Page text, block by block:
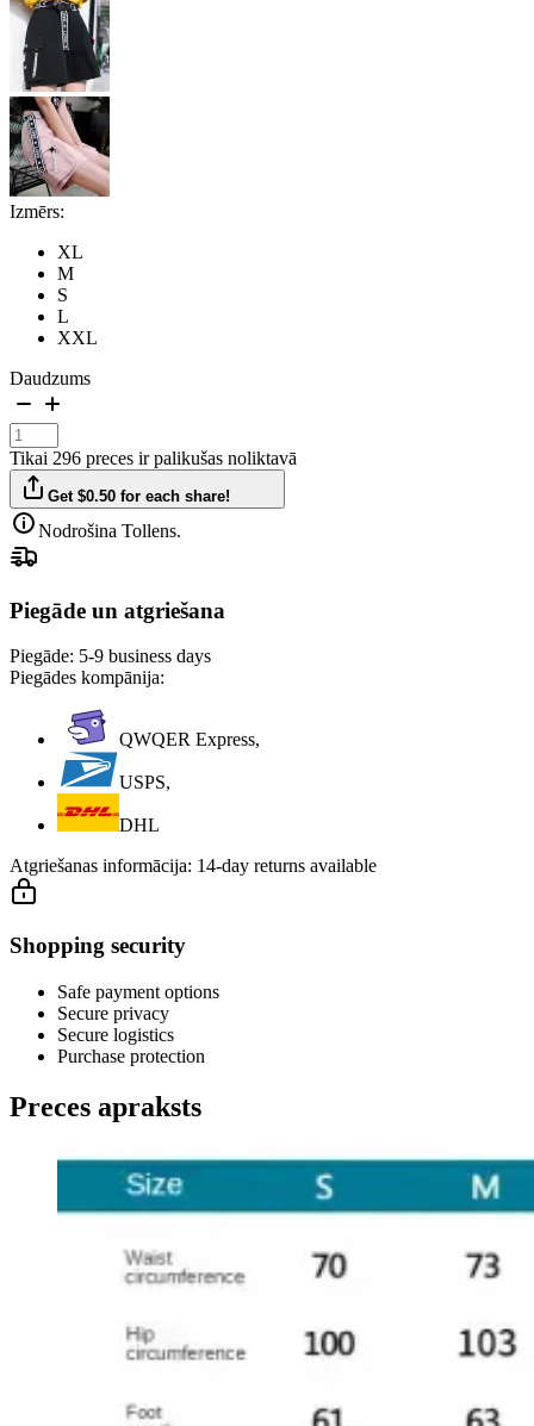
Izmērs:
XL
M
S
L
XXL
Daudzums
Tikai 296 preces ir palikušas noliktavā
Get $0.50 for each share!
Nodrošina Tollens.
Piegāde un atgriešana
Piegāde: 5-9 business days
Piegādes kompānija:
QWQER Express,
USPS,
DHL
Atgriešanas informācija: 14-day returns available
Shopping security
Safe payment options
Secure privacy
Secure logistics
Purchase protection
Preces apraksts